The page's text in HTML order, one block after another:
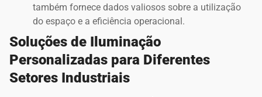
também fornece dados valiosos sobre a utilização
do espaço e a eficiência operacional.
Soluções de Iluminação
Personalizadas para Diferentes
Setores Industriais